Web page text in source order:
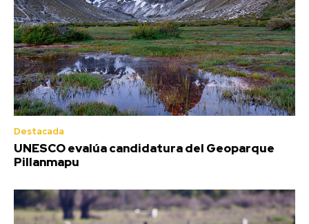
Destacada
UNESCO evalúa candidatura del Geoparque
Pillanmapu